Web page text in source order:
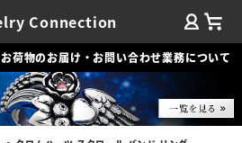
Connection
お荷物のお届け・お問い合わせ業務について